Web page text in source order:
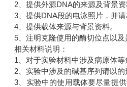
2、提供外源DNA的来源及背景
3、提供DNA段的电泳照片，并请
4、提供载体来源与背景资料。
5、注明克隆使用的酶切位点以及
相关材料说明：
1、对于实验材料中涉及病原体等
2、实验中涉及的碱基序列请以的
3、实验中的使用载体要尽量提